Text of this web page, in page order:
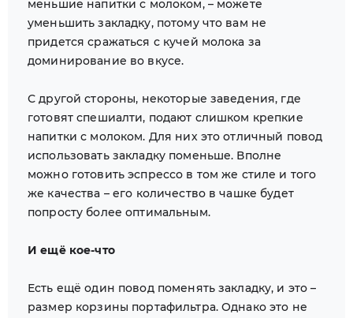
меньшие напитки с молоком, – можете
уменьшить закладку, потому что вам не
придется сражаться с кучей молока за
доминирование во вкусе.
С другой стороны, некоторые заведения, где
готовят спешиалти, подают слишком крепкие
напитки с молоком. Для них это отличный повод
использовать закладку поменьше. Вполне
можно готовить эспрессо в том же стиле и того
же качества – его количество в чашке будет
попросту более оптимальным.
И ещё кое-что
Есть ещё один повод поменять закладку, и это –
размер корзины портафильтра. Однако это не